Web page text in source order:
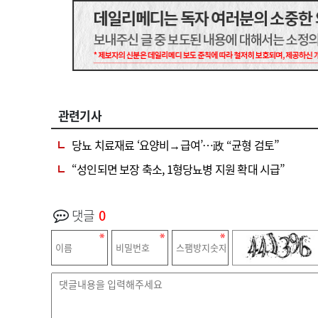
관련기사
당뇨 치료재료 ‘요양비→급여’…政 “균형 검토”
“성인되면 보장 축소, 1형당뇨병 지원 확대 시급”
댓글 0